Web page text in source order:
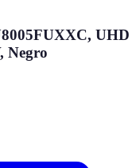
UHD
Negro